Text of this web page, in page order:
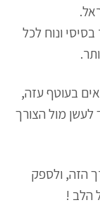
ונוח לכל
מילואים בעוטף עזה,
לעשן מול הצורך
הזה, ולספק
הלב !